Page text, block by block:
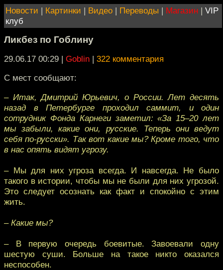
Новости | Картинки | Видео | Переводы | Магазин | VIP
клуб
Ликбез по Гоблину
29.06.17 00:29 | Goblin | 322 комментария
С мест сообщают:
– Итак, Дмитрий Юрьевич, о России. Лет десять
назад в Петербурге проходил саммит, и один
сотрудник Фонда Карнеги заметил: «За 15–20 лет
мы забыли, какие они, русские. Теперь они ведут
себя по-русски». Так вот какие мы? Кроме того, что
в нас опять видят угрозу.
– Мы для них угроза всегда. И навсегда. Не было
такого в истории, чтобы мы не были для них угрозой.
Это следует осознать как факт и спокойно с этим
жить.
– Какие мы?
– В первую очередь боевитые. Завоевали одну
шестую суши. Больше на такое никто оказался
неспособен.